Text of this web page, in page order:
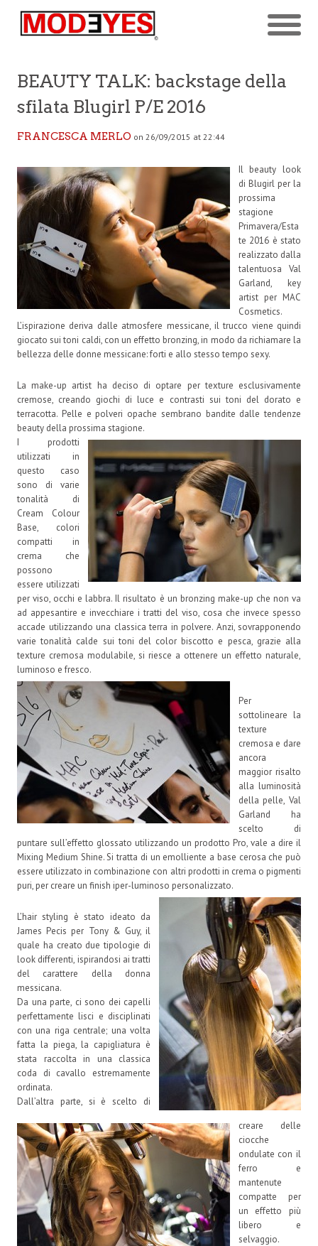
BEAUTY TALK: backstage della
sfilata Blugirl P/E 2016
FRANCESCA MERLO on 26/09/2015 at 22:44
Il beauty look
di Blugirl per la
prossima
stagione
Primavera/Esta
te 2016 è stato
realizzato dalla
talentuosa Val
Garland, key
artist per MAC
Cosmetics.
L’ispirazione deriva dalle atmosfere messicane, il trucco viene quindi
giocato sui toni caldi, con un effetto bronzing, in modo da richiamare la
bellezza delle donne messicane: forti e allo stesso tempo sexy.
La make-up artist ha deciso di optare per texture esclusivamente
cremose, creando giochi di luce e contrasti sui toni del dorato e
terracotta. Pelle e polveri opache sembrano bandite dalle tendenze
beauty della prossima stagione.
I prodotti
utilizzati in
questo caso
sono di varie
tonalità di
Cream Colour
Base, colori
compatti in
crema che
possono
essere utilizzati
per viso, occhi e labbra. Il risultato è un bronzing make-up che non va
ad appesantire e invecchiare i tratti del viso, cosa che invece spesso
accade utilizzando una classica terra in polvere. Anzi, sovrapponendo
varie tonalità calde sui toni del color biscotto e pesca, grazie alla
texture cremosa modulabile, si riesce a ottenere un effetto naturale,
luminoso e fresco.
Per
sottolineare la
texture
cremosa e dare
ancora
maggior risalto
alla luminosità
della pelle, Val
Garland ha
scelto di
puntare sull’effetto glossato utilizzando un prodotto Pro, vale a dire il
Mixing Medium Shine. Si tratta di un emolliente a base cerosa che può
essere utilizzato in combinazione con altri prodotti in crema o pigmenti
puri, per creare un finish iper-luminoso personalizzato.
L’hair styling è stato ideato da
James Pecis per Tony & Guy, il
quale ha creato due tipologie di
look differenti, ispirandosi ai tratti
del carattere della donna
messicana.
Da una parte, ci sono dei capelli
perfettamente lisci e disciplinati
con una riga centrale; una volta
fatta la piega, la capigliatura è
stata raccolta in una classica
coda di cavallo estremamente
ordinata.
Dall’altra parte, si è scelto di
creare delle
ciocche
ondulate con il
ferro e
mantenute
compatte per
un effetto più
libero e
selvaggio.